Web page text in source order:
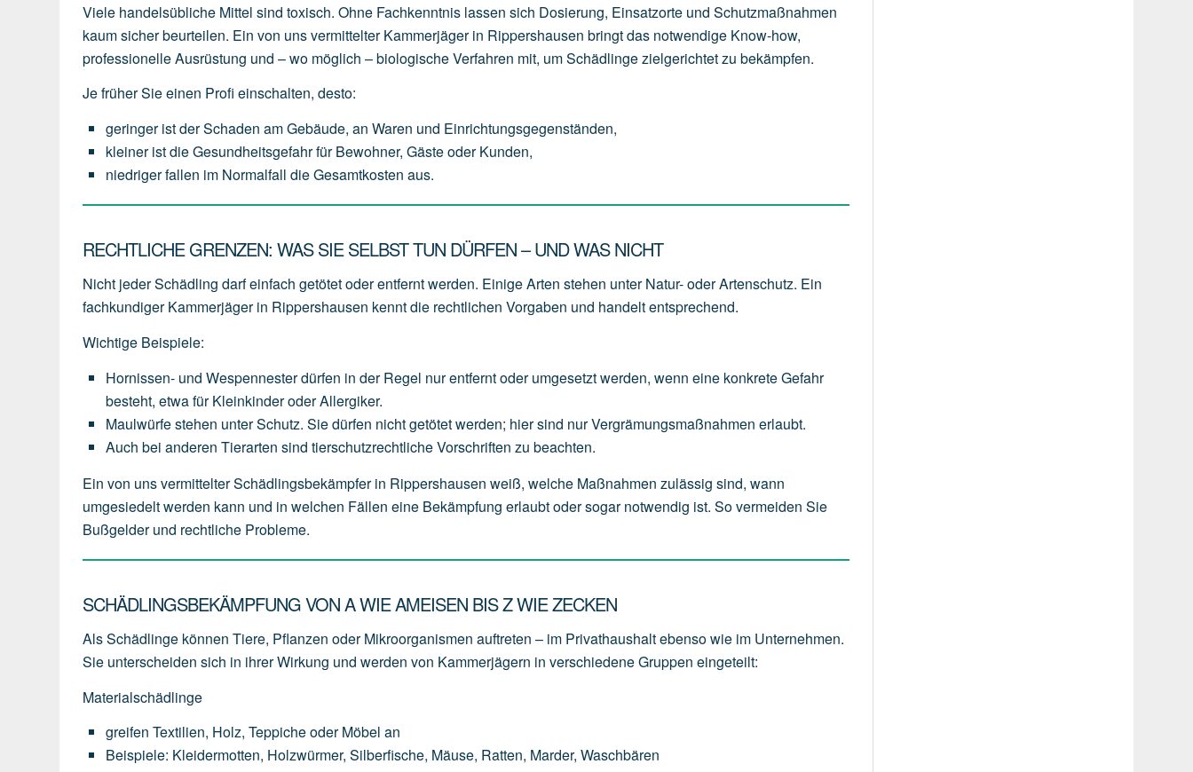
Viele handelsübliche Mittel sind toxisch. Ohne Fachkenntnis lassen sich Dosierung, Einsatzorte und Schutzmaßnahmen
kaum sicher beurteilen. Ein von uns vermittelter Kammerjäger in Rippershausen bringt das notwendige Know-how,
professionelle Ausrüstung und – wo möglich – biologische Verfahren mit, um Schädlinge zielgerichtet zu bekämpfen.
Je früher Sie einen Profi einschalten, desto:
geringer istderSchaden amGebäude, an Waren und Einrichtungsgegenständen,
kleiner istdieGesundheitsgefahrfür Bewohner, Gästeoder Kunden,
niedrigerfallen im Normalfall dieGesamtkosten aus.
RECHTLICHE GRENZEN: WAS SIE SELBST TUN DÜRFEN – UND WAS NICHT
Nicht jeder Schädling darf einfach getötet oder entfernt werden. Einige Arten stehen unter Natur- oder Artenschutz. Ein
fachkundiger Kammerjäger in Rippershausen kennt die rechtlichen Vorgaben und handelt entsprechend.
Wichtige Beispiele:
Hornissen- und Wespennesterdürfen in der Regel nurentferntoder umgesetztwerden, wenn eine konkreteGefahr
besteht, etwafür KleinkinderoderAllergiker.
Maulwürfestehen unterSchutz. Siedürfen nichtgetötetwerden; hiersind nurVergrämungsmaßnahmen erlaubt.
Auch bei anderen Tierarten sind tierschutzrechtlicheVorschriften zu beachten.
Ein von uns vermittelter Schädlingsbekämpfer in Rippershausen weiß, welche Maßnahmen zulässig sind, wann
umgesiedelt werden kann und in welchen Fällen eine Bekämpfung erlaubt oder sogar notwendig ist. So vermeiden Sie
Bußgelder und rechtliche Probleme.
SCHÄDLINGSBEKÄMPFUNG VON A WIE AMEISEN BIS Z WIE ZECKEN
Als Schädlinge können Tiere, Pflanzen oder Mikroorganismen auftreten – im Privathaushalt ebenso wie im Unternehmen.
Sie unterscheiden sich in ihrer Wirkung und werden von Kammerjägern in verschiedene Gruppen eingeteilt:
Materialschädlinge
greifen Textilien, Holz, Teppicheoder Möbel an
Beispiele: Kleidermotten, Holzwürmer, Silberfische, Mäuse, Ratten, Marder, Waschbären